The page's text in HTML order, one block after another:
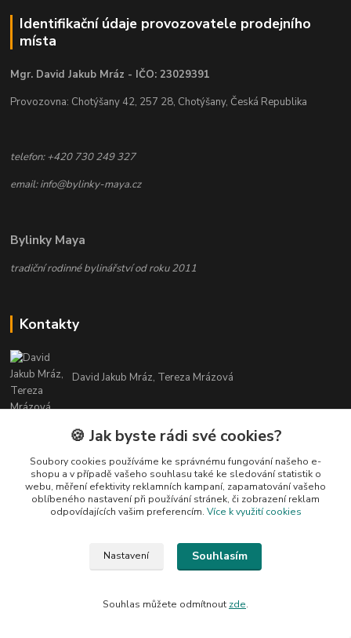
Identifikační údaje provozovatele prodejního
místa
Mgr. David Jakub Mráz - IČO: 23029391
Provozovna: Chotýšany 42, 257 28, Chotýšany, Česká Republika
telefon: +420 730 249 327
email: info@bylinky-maya.cz
Bylinky Maya
tradiční rodinné bylinářství od roku 2011
Kontakty
David Jakub Mráz, Tereza Mrázová
info@bylinky-maya.cz
je bez souhlasu kopírovat ani publikovat!
🍪 Jak byste rádi své cookies?
Soubory cookies používáme ke správnému fungování našeho e-
shopu a v případě vašeho souhlasu také ke sledování statistik o
webu, měření efektivity reklamních kampaní, zapamatování vašeho
oblíbeného nastavení při používání stránek, či zobrazení reklam
odpovídajících vašim preferencím. Více k využití cookies
Nastavení Souhlasím
Souhlas můžete odmítnout zde.